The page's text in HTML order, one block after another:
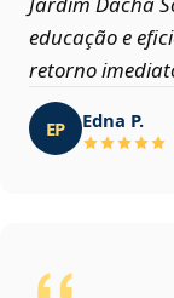
educação e
retorno
EP Edna P.